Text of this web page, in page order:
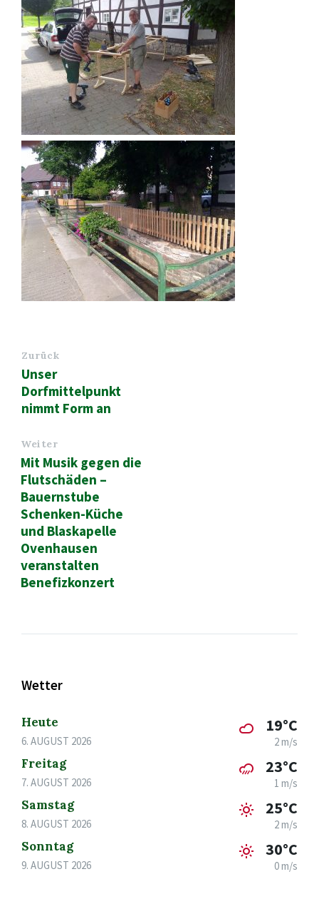
Zurück
Unser
Dorfmittelpunkt
nimmt Form an
Weiter
Mit Musik gegen die
Flutschäden –
Bauernstube
Schenken-Küche
und Blaskapelle
Ovenhausen
veranstalten
Benefizkonzert
Wetter
Heute
6. AUGUST 2026
19°C
2 m/s
Freitag
7. AUGUST 2026
23°C
1 m/s
Samstag
8. AUGUST 2026
25°C
2 m/s
Sonntag
9. AUGUST 2026
30°C
0 m/s